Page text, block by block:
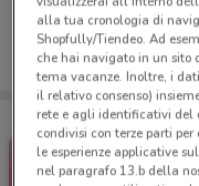
dal tuo
alla tua cronologia di
Shopfully/Tiendeo. Ad
che hai navigato in un sito
tema vacanze. Inoltre, i
il relativo consenso)
rete e agli identificativi del
condivisi con terze parti
le esperienze applicative
nel paragrafo 13.b della